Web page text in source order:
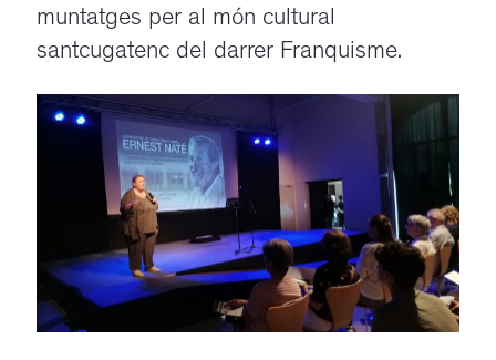
muntatges per al món cultural
santcugatenc del darrer Franquisme.